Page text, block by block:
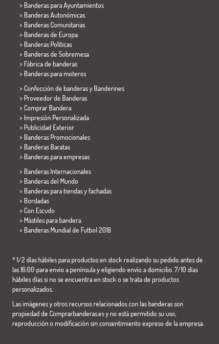
> Banderas para Ayuntamientos
> Banderas Autonómicas
> Banderas Comunitarias
> Banderas de Europa
> Banderas Políticas
> Banderas de Sobremesa
> Fábrica de banderas
> Banderas para moteros
> Confección de banderas y Banderines
> Proveedor de Banderas
> Comprar Bandera
> Impresión Personalizada
> Publicidad Exterior
> Banderas Promocionales
> Banderas Baratas
> Banderas para empresas
> Banderas Internacionales
> Banderas del Mundo
> Banderas para tiendas y fachadas
> Bordadas
> Con Escudo
> Mástiles para bandera
> Banderas Mundial de Futbol 2018
* 1/2 días hábiles para productos en stock realizando su pedido antes de
las 16:00 para envío a península y eligiendo envío a domicilio. 7/10 días
hábiles días si no se encuentra en stock o se trata de productos
personalizados.
Las imágenes y otros recursos relacionados con las banderas son
propiedad de Comprarbanderas.es y no está permitido su uso,
reproducción o modificación sin consentimiento expreso de la empresa.